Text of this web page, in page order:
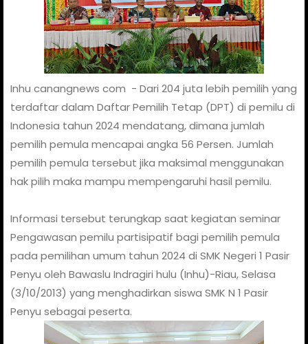
Inhu canangnews com - Dari 204 juta lebih pemilih yang
terdaftar dalam Daftar Pemilih Tetap (DPT) di pemilu di
Indonesia tahun 2024 mendatang, dimana jumlah
pemilih pemula mencapai angka 56 Persen. Jumlah
pemilih pemula tersebut jika maksimal menggunakan
hak pilih maka mampu mempengaruhi hasil pemilu.
Informasi tersebut terungkap saat kegiatan seminar
Pengawasan pemilu partisipatif bagi pemilih pemula
pada pemilihan umum tahun 2024 di SMK Negeri 1 Pasir
Penyu oleh Bawaslu Indragiri hulu (Inhu)-Riau, Selasa
(3/10/2013) yang menghadirkan siswa SMK N 1 Pasir
Penyu sebagai peserta.